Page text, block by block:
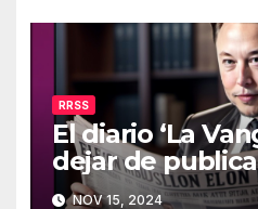
RRSS
El diario ‘La
dejar de
(Twitter)
NOV 15, 2024